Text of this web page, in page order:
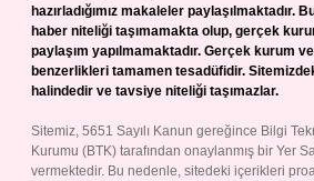
hazırladığımız makaleler paylaşılmaktadır.
haber niteliği taşımamakta olup, gerçek
paylaşım yapılmamaktadır. Gerçek kurum
benzerlikleri tamamen tesadüfidir.
halindedir ve tavsiye niteliği taşımazlar.
Sitemiz, 5651 Sayılı Kanun gereğince Bilgi
Kurumu (BTK) tarafından onaylanmış bir Yer
vermektedir. Bu nedenle, sitedeki içerikleri